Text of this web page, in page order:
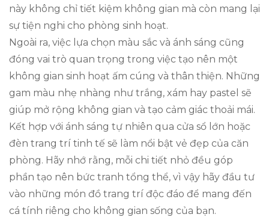
này không chỉ tiết kiệm không gian mà còn mang lại
sự tiện nghi cho phòng sinh hoạt.
Ngoài ra, việc lựa chọn màu sắc và ánh sáng cũng
đóng vai trò quan trọng trong việc tạo nên một
không gian sinh hoạt ấm cúng và thân thiện. Những
gam màu nhẹ nhàng như trắng, xám hay pastel sẽ
giúp mở rộng không gian và tạo cảm giác thoải mái.
Kết hợp với ánh sáng tự nhiên qua cửa sổ lớn hoặc
đèn trang trí tinh tế sẽ làm nổi bật vẻ đẹp của căn
phòng. Hãy nhớ rằng, mỗi chi tiết nhỏ đều góp
phần tạo nên bức tranh tổng thể, vì vậy hãy đầu tư
vào những món đồ trang trí độc đáo để mang đến
cá tính riêng cho không gian sống của bạn.